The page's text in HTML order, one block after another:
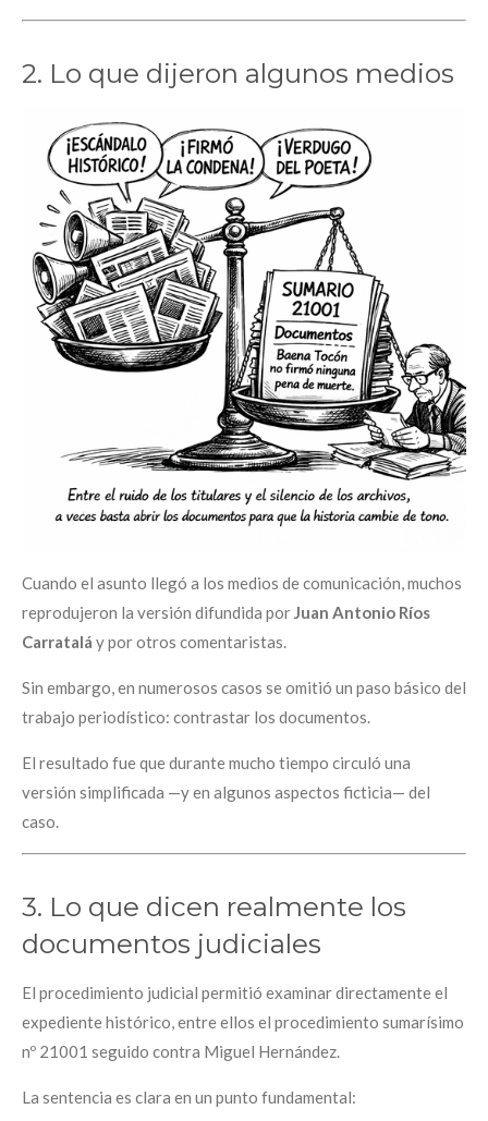
2. Lo que dijeron algunos medios
Cuando el asunto llegó a los medios de comunicación, muchos
reprodujeron la versión difundida porJuan Antonio Ríos
Carratalá y por otros comentaristas.
Sin embargo, en numerosos casos se omitió un paso básico del
trabajo periodístico: contrastar los documentos.
El resultado fue que durante mucho tiempo circuló una
versión simplificada —y en algunos aspectos ficticia— del
caso.
3. Lo que dicen realmente los
documentos judiciales
El procedimiento judicial permitió examinar directamente el
expediente histórico, entre ellos el procedimiento sumarísimo
nº 21001 seguido contra Miguel Hernández.
La sentencia es clara en un punto fundamental: